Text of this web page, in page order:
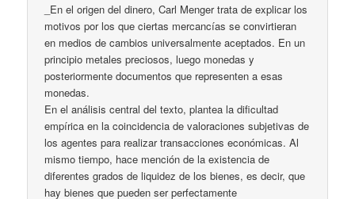
_En el origen del dinero, Carl Menger trata de explicar los
motivos por los que ciertas mercancías se convirtieran
en medios de cambios universalmente aceptados. En un
principio metales preciosos, luego monedas y
posteriormente documentos que representen a esas
monedas.
En el análisis central del texto, plantea la dificultad
empírica en la coincidencia de valoraciones subjetivas de
los agentes para realizar transacciones económicas. Al
mismo tiempo, hace mención de la existencia de
diferentes grados de liquidez de los bienes, es decir, que
hay bienes que pueden ser perfectamente